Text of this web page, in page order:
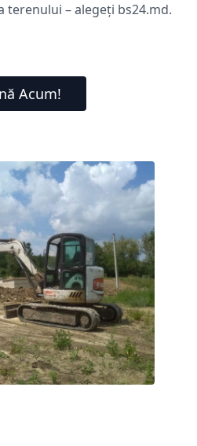
terenului – alegeți bs24.md.
Acum!